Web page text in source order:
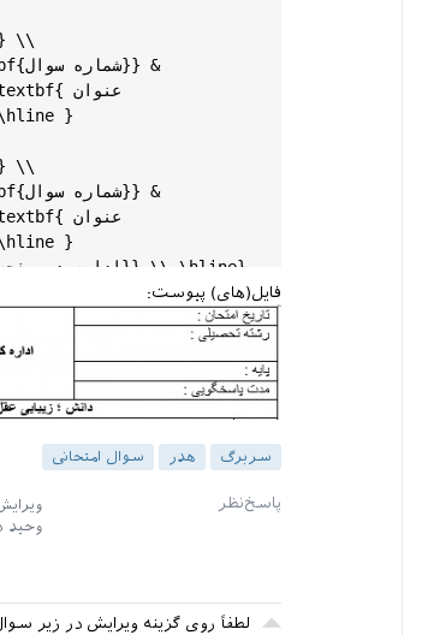
{شماره سوال}} &
{عنوان
hline }
{شماره سوال}} &
{عنوان
hline }
|}{{ادامه در صفحه بعد}} \\ \ hline}
فایل(های) پیوست:
سربرگ هدر سوال امتحانی
وحید
لطفاً روی گزینه ویرایش در زیر